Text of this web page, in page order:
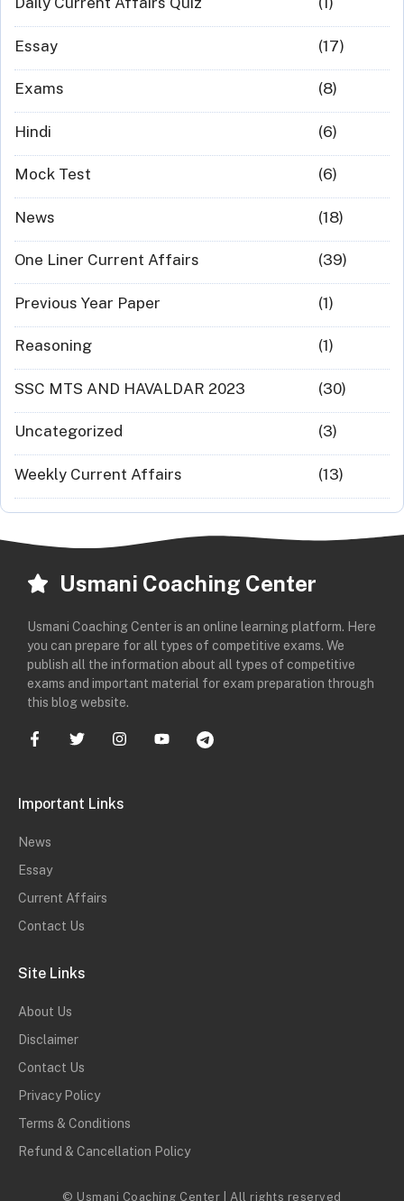
Essay (17)
Exams (8)
Hindi (6)
Mock Test (6)
News (18)
One Liner Current Affairs (39)
Previous Year Paper (1)
Reasoning (1)
SSC MTS AND HAVALDAR 2023 (30)
Uncategorized (3)
Weekly Current Affairs (13)
Usmani Coaching Center
Usmani Coaching Center is an online learning platform. Here
you can prepare for all types of competitive exams. We
publish all the information about all types of competitive
exams and important material for exam preparation through
this blog website.
Important Links
News
Essay
Current Affairs
Contact Us
Site Links
About Us
Disclaimer
Contact Us
Privacy Policy
Terms & Conditions
Refund & Cancellation Policy
© Usmani Coaching Center | All rights reserved